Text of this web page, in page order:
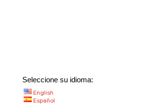
Seleccione su idioma:
English
Español